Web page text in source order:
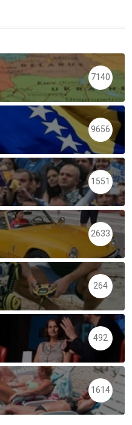
7140
9656
1551
2633
264
492
1614